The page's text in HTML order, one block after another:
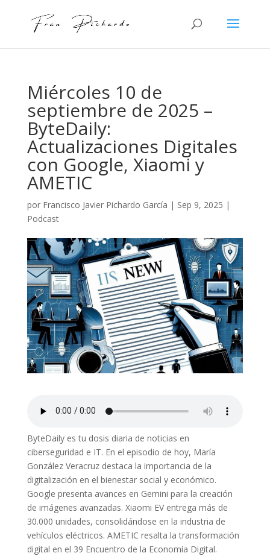
Miércoles 10 de
septiembre de 2025 –
ByteDaily:
Actualizaciones Digitales
con Google, Xiaomi y
AMETIC
por Francisco Javier Pichardo García | Sep 9, 2025 |
Podcast
ByteDaily es tu dosis diaria de noticias en
ciberseguridad e IT. En el episodio de hoy, María
González Veracruz destaca la importancia de la
digitalización en el bienestar social y económico.
Google presenta avances en Gemini para la creación
de imágenes avanzadas. Xiaomi EV entrega más de
30.000 unidades, consolidándose en la industria de
vehículos eléctricos. AMETIC resalta la transformación
digital en el 39 Encuentro de la Economía Digital.